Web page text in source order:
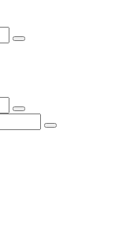
Suche
Suche
Suche